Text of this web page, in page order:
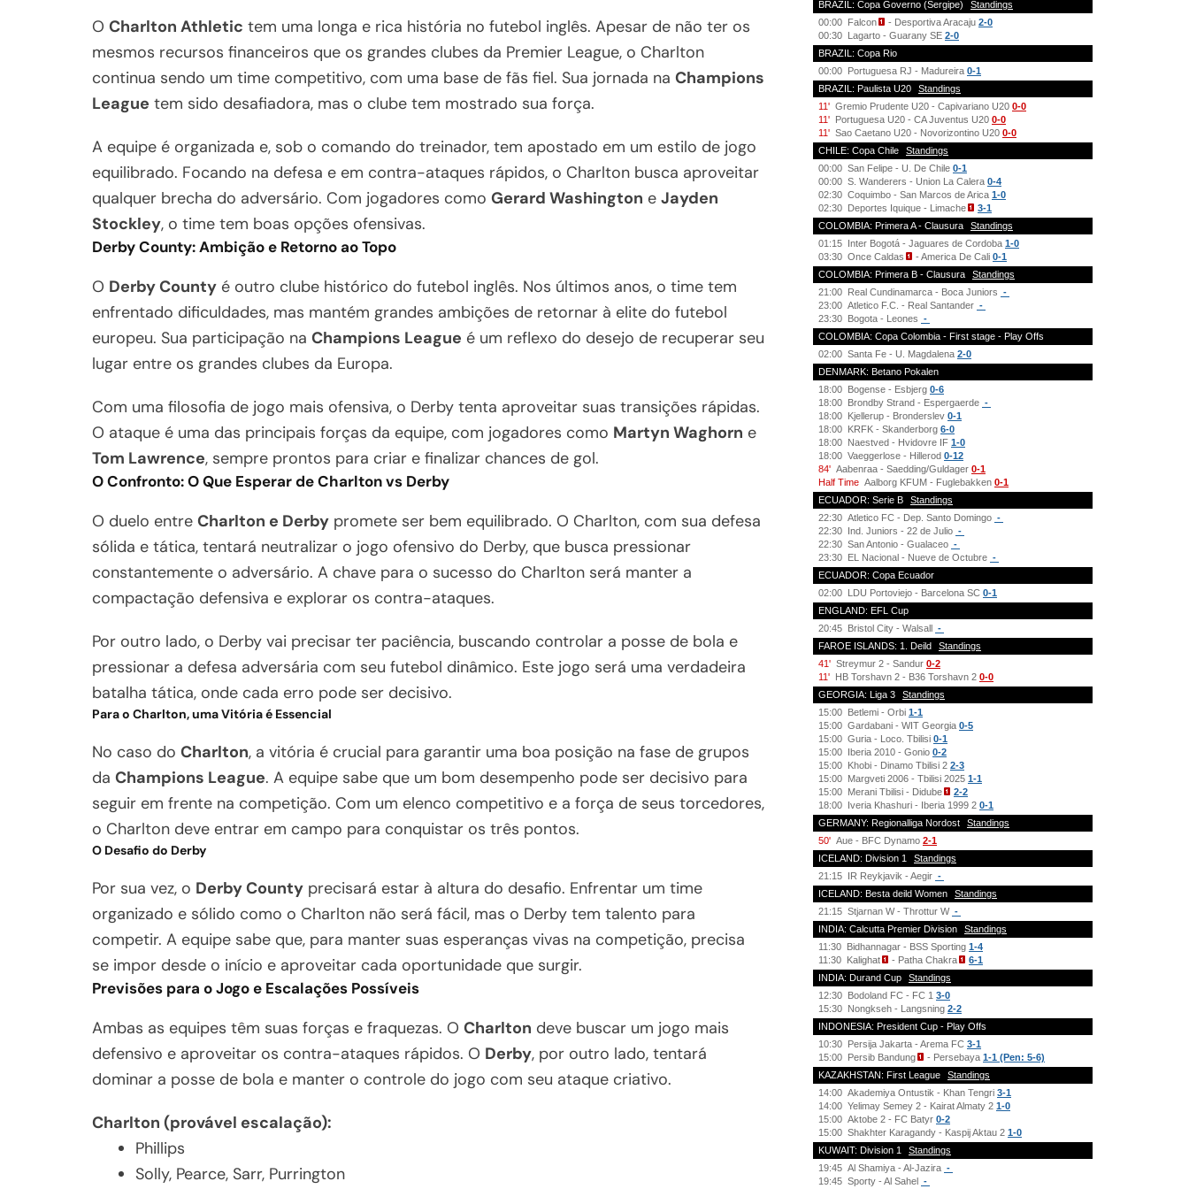
O Charlton Athletic tem uma longa e rica história no futebol inglês. Apesar de não ter os
mesmos recursos financeiros que os grandes clubes da Premier League, o Charlton
continua sendo um time competitivo, com uma base de fãs fiel. Sua jornada na Champions
League tem sido desafiadora, mas o clube tem mostrado sua força.
A equipe é organizada e, sob o comando do treinador, tem apostado em um estilo de jogo
equilibrado. Focando na defesa e em contra-ataques rápidos, o Charlton busca aproveitar
qualquer brecha do adversário. Com jogadores como Gerard Washington e Jayden
Stockley, o time tem boas opções ofensivas.
Derby County: Ambição e Retorno ao Topo
O Derby County é outro clube histórico do futebol inglês. Nos últimos anos, o time tem
enfrentado dificuldades, mas mantém grandes ambições de retornar à elite do futebol
europeu. Sua participação na Champions League é um reflexo do desejo de recuperar seu
lugar entre os grandes clubes da Europa.
Com uma filosofia de jogo mais ofensiva, o Derby tenta aproveitar suas transições rápidas.
O ataque é uma das principais forças da equipe, com jogadores como Martyn Waghorn e
Tom Lawrence, sempre prontos para criar e finalizar chances de gol.
O Confronto: O Que Esperar de Charlton vs Derby
O duelo entre Charlton e Derby promete ser bem equilibrado. O Charlton, com sua defesa
sólida e tática, tentará neutralizar o jogo ofensivo do Derby, que busca pressionar
constantemente o adversário. A chave para o sucesso do Charlton será manter a
compactação defensiva e explorar os contra-ataques.
Por outro lado, o Derby vai precisar ter paciência, buscando controlar a posse de bola e
pressionar a defesa adversária com seu futebol dinâmico. Este jogo será uma verdadeira
batalha tática, onde cada erro pode ser decisivo.
Para o Charlton, uma Vitória é Essencial
No caso do Charlton, a vitória é crucial para garantir uma boa posição na fase de grupos
da Champions League. A equipe sabe que um bom desempenho pode ser decisivo para
seguir em frente na competição. Com um elenco competitivo e a força de seus torcedores,
o Charlton deve entrar em campo para conquistar os três pontos.
O Desafio do Derby
Por sua vez, o Derby County precisará estar à altura do desafio. Enfrentar um time
organizado e sólido como o Charlton não será fácil, mas o Derby tem talento para
competir. A equipe sabe que, para manter suas esperanças vivas na competição, precisa
se impor desde o início e aproveitar cada oportunidade que surgir.
Previsões para o Jogo e Escalações Possíveis
Ambas as equipes têm suas forças e fraquezas. O Charlton deve buscar um jogo mais
defensivo e aproveitar os contra-ataques rápidos. O Derby, por outro lado, tentará
dominar a posse de bola e manter o controle do jogo com seu ataque criativo.
Charlton (provável escalação):
Phillips
Solly, Pearce, Sarr, Purrington